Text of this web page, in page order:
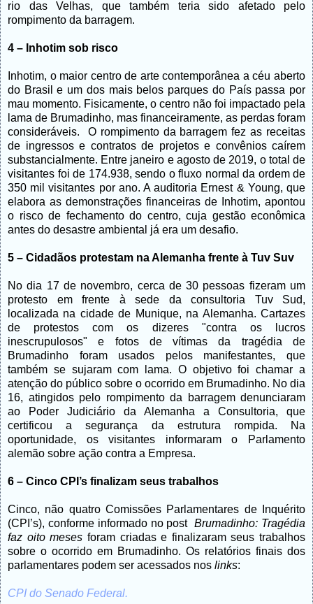
rio das Velhas, que também teria sido afetado pelo
rompimento da barragem.
4 – Inhotim sob risco
Inhotim, o maior centro de arte contemporânea a céu aberto
do Brasil e um dos mais belos parques do País passa por
mau momento. Fisicamente, o centro não foi impactado pela
lama de Brumadinho, mas financeiramente, as perdas foram
consideráveis. O rompimento da barragem fez as receitas
de ingressos e contratos de projetos e convênios caírem
substancialmente. Entre janeiro e agosto de 2019, o total de
visitantes foi de 174.938, sendo o fluxo normal da ordem de
350 mil visitantes por ano. A auditoria Ernest & Young, que
elabora as demonstrações financeiras de Inhotim, apontou
o risco de fechamento do centro, cuja gestão econômica
antes do desastre ambiental já era um desafio.
5 – Cidadãos protestam na Alemanha frente à Tuv Suv
No dia 17 de novembro, cerca de 30 pessoas fizeram um
protesto em frente à sede da consultoria Tuv Sud,
localizada na cidade de Munique, na Alemanha. Cartazes
de protestos com os dizeres "contra os lucros
inescrupulosos" e fotos de vítimas da tragédia de
Brumadinho foram usados pelos manifestantes, que
também se sujaram com lama. O objetivo foi chamar a
atenção do público sobre o ocorrido em Brumadinho. No dia
16, atingidos pelo rompimento da barragem denunciaram
ao Poder Judiciário da Alemanha a Consultoria, que
certificou a segurança da estrutura rompida. Na
oportunidade, os visitantes informaram o Parlamento
alemão sobre ação contra a Empresa.
6 – Cinco CPI’s finalizam seus trabalhos
Cinco, não quatro Comissões Parlamentares de Inquérito
(CPI’s), conforme informado no postBrumadinho: Tragédia
faz oito meses foram criadas e finalizaram seus trabalhos
sobre o ocorrido em Brumadinho. Os relatórios finais dos
parlamentares podem ser acessados nos links:
CPI do Senado Federal.